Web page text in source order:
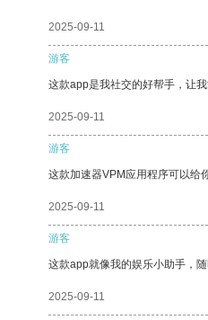
2025-09-11
游客
这款app是我社交的好帮手，让
2025-09-11
游客
这款加速器VPM应用程序可以给
2025-09-11
游客
这款app就像我的娱乐小助手，
2025-09-11